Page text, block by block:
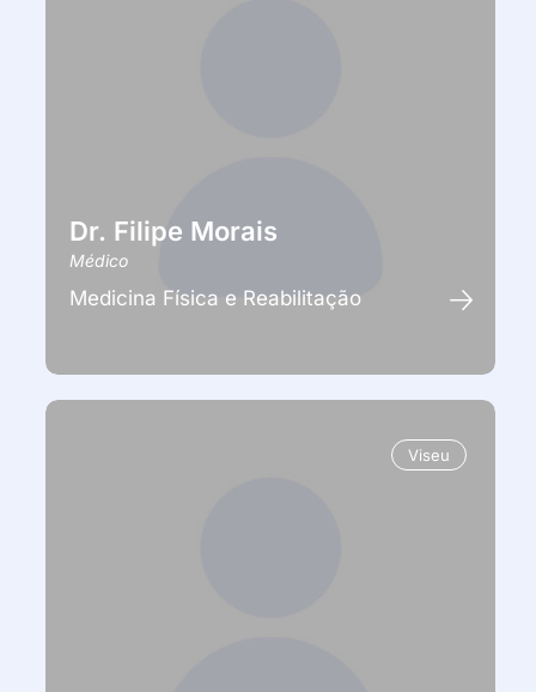
Dr. Filipe Morais
Médico
Medicina Física e Reabilitação
Viseu